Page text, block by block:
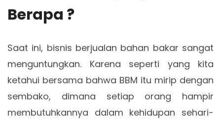
Berapa ?
Saat ini, bisnis berjualan bahan bakar sangat
menguntungkan. Karena seperti yang kita
ketahui bersama bahwa BBM itu mirip dengan
sembako, dimana setiap orang hampir
membutuhkannya dalam kehidupan sehari-